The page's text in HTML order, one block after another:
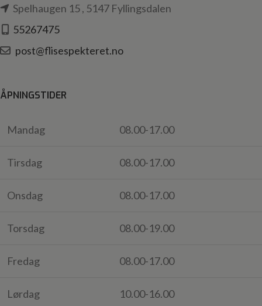
Spelhaugen 15 , 5147 Fyllingsdalen
55267475
post@flisespekteret.no
ÅPNINGSTIDER
Mandag 08.00-17.00
Tirsdag 08.00-17.00
Onsdag 08.00-17.00
Torsdag 08.00-19.00
Fredag 08.00-17.00
Lørdag 10.00-16.00